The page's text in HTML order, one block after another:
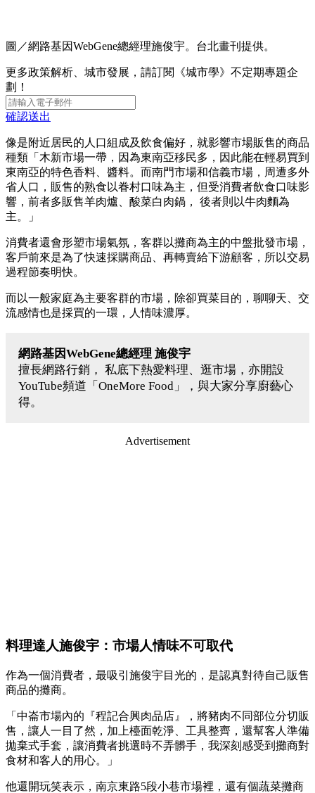
圖／網路基因WebGene總經理施俊宇。台北畫刊提供。
更多政策解析、城市發展，請訂閱《城市學》不定期專題企
劃！
確認送出
像是附近居民的人口組成及飲食偏好，就影響市場販售的商品
種類「木新市場一帶，因為東南亞移民多，因此能在輕易買到
東南亞的特色香料、醬料。而南門市場和信義市場，周遭多外
省人口，販售的熟食以眷村口味為主，但受消費者飲食口味影
響，前者多販售羊肉爐、酸菜白肉鍋， 後者則以牛肉麵為
主。」
消費者還會形塑市場氣氛，客群以攤商為主的中盤批發市場，
客戶前來是為了快速採購商品、再轉賣給下游顧客，所以交易
過程節奏明快。
而以一般家庭為主要客群的市場，除卻買菜目的，聊聊天、交
流感情也是採買的一環，人情味濃厚。
網路基因WebGene總經理 施俊宇
擅長網路行銷， 私底下熱愛料理、逛市場，亦開設
YouTube頻道「OneMore Food」，與大家分享廚藝心
得。
Advertisement
料理達人施俊宇：市場人情味不可取代
作為一個消費者，最吸引施俊宇目光的，是認真對待自己販售
商品的攤商。
「中崙市場內的『程記合興肉品店』，將豬肉不同部位分切販
售，讓人一目了然，加上檯面乾淨、工具整齊，還幫客人準備
拋棄式手套，讓消費者挑選時不弄髒手，我深刻感受到攤商對
食材和客人的用心。」
他還開玩笑表示，南京東路5段小巷市場裡，還有個蔬菜攤商